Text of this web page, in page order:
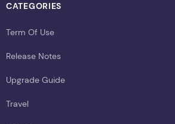
CATEGORIES
Term Of Use
Release Notes
Upgrade Guide
Travel